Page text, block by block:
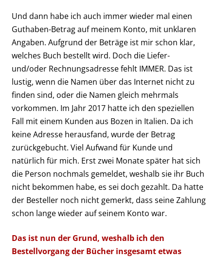
Und dann habe ich auch immer wieder mal einen
Guthaben-Betrag auf meinem Konto, mit unklaren
Angaben. Aufgrund der Beträge ist mir schon klar,
welches Buch bestellt wird. Doch die Liefer-
und/oder Rechnungsadresse fehlt IMMER. Das ist
lustig, wenn die Namen über das Internet nicht zu
finden sind, oder die Namen gleich mehrmals
vorkommen. Im Jahr 2017 hatte ich den speziellen
Fall mit einem Kunden aus Bozen in Italien. Da ich
keine Adresse herausfand, wurde der Betrag
zurückgebucht. Viel Aufwand für Kunde und
natürlich für mich. Erst zwei Monate später hat sich
die Person nochmals gemeldet, weshalb sie ihr Buch
nicht bekommen habe, es sei doch gezahlt. Da hatte
der Besteller noch nicht gemerkt, dass seine Zahlung
schon lange wieder auf seinem Konto war.
Das ist nun der Grund, weshalb ich den
Bestellvorgang der Bücher insgesamt etwas